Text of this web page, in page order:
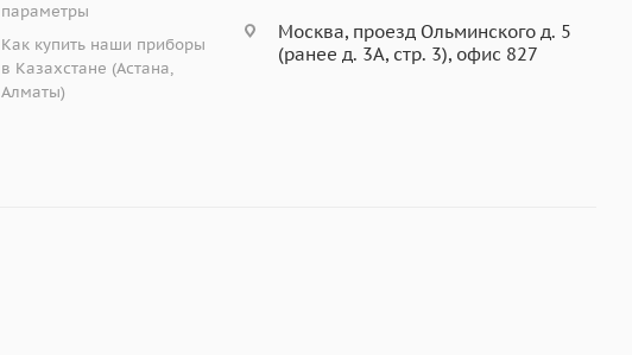
параметры
Как купить наши приборы
в Казахстане (Астана,
Алматы)
Москва, проезд Ольминского д. 5
(ранее д. 3А, стр. 3), офис 827